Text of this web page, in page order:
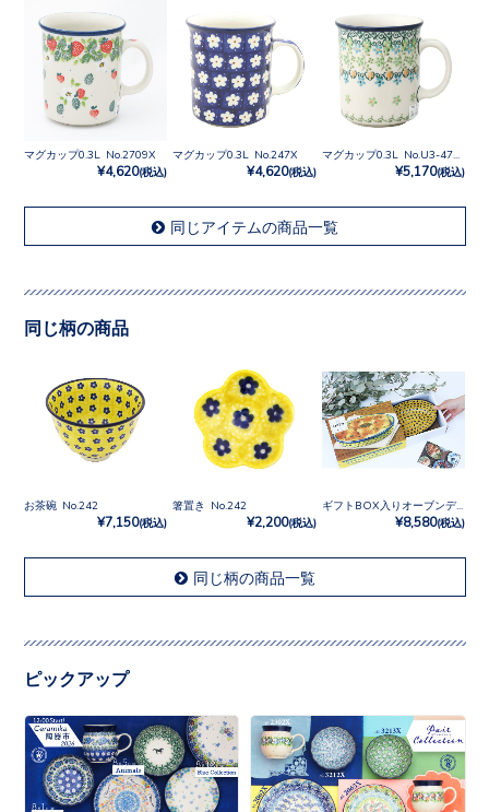
マグカップ0.3L No.2709X
¥4,620(税込)
マグカップ0.3L No.247X
¥4,620(税込)
マグカップ0.3L No.U3-4757
¥5,170(税込)
同じアイテムの商品一覧
同じ柄の商品
お茶碗 No.242
¥7,150(税込)
箸置き No.242
¥2,200(税込)
ギフトBOX入りオーブンディッシュ No.242
¥8,580(税込)
同じ柄の商品一覧
ピックアップ